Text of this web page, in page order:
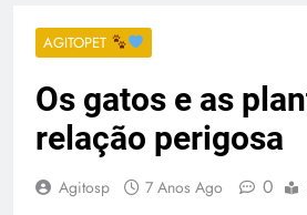
AGITOPET
Os gatos e as
relação perigosa
Agitosp 7 Anos Ago 0